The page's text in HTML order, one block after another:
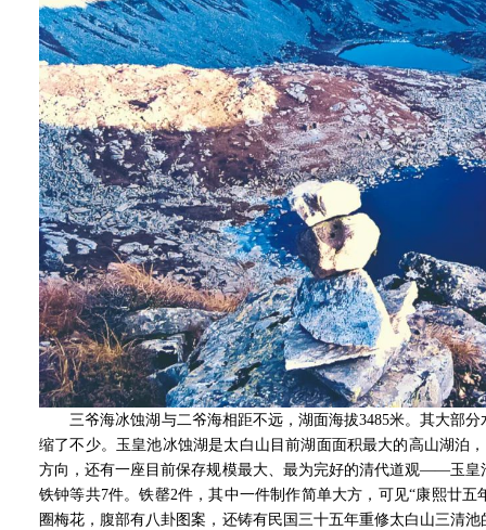
三爷海冰蚀湖与二爷海相距不远，湖面海拔3485米。其大部分
缩了不少。玉皇池冰蚀湖是太白山目前湖面面积最大的高山湖泊
方向，还有一座目前保存规模最大、最为完好的清代道观——玉皇
铁钟等共7件。铁罄2件，其中一件制作简单大方，可见“康熙廿
圈梅花，腹部有八卦图案，还铸有民国三十五年重修太白山三清